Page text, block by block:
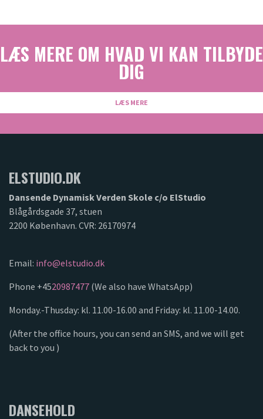
LÆS MERE OM HVAD VI KAN TILBYDE
DIG
LÆS MERE
ELSTUDIO.DK
Dansende Dynamisk Verden Skole c/o ElStudio
Blågårdsgade 37, stuen
2200 København. CVR: 26170974
Email: info@elstudio.dk
Phone +4520987477 (We also have WhatsApp)
Monday.-Thusday: kl. 11.00-16.00 and Friday: kl. 11.00-14.00.
(After the office hours, you can send an SMS, and we will get
back to you )
DANSEHOLD